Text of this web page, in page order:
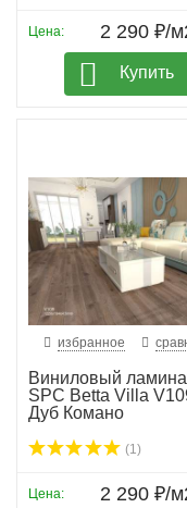
Цена: 2 290 ₽/
Купить
избранное
Виниловый
SPC Betta Villa
Дуб Комано
(1)
Цена: 2 290 ₽/